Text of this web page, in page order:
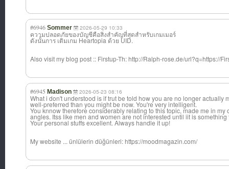
#6946 Sommer 2026-05-29 10:33
ความปลอดภัยของบัญชีคือสิ่งสำคัญที่สุดสำหรับเกมเมอร์
ดังนั้นการ เติมเกม Heartopia ด้วย UID.
Also visit my blog post :: Firstup-Th: http://Ralph-rose.de/url?q=https://
#6945 Madison 2026-05-23 08:16
What i don't understood is if trut be told how you are no longer actually
well-preferred than you might be now. You're very intelligent.
You knnow therefore considerably relating to this topic, made me in
angles. Itss like men and women are not interested until iit is
Your personal stuffs excellent. Always handle it up!
My website ... ünlülerin düğünleri: https://moodmagazin.com/